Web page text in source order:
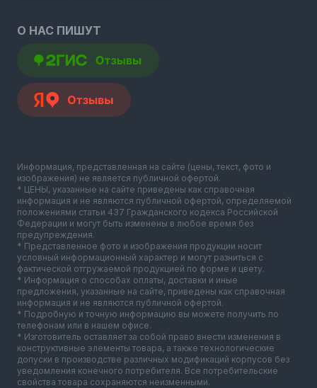
О НАС ПИШУТ
Информация, представленная на сайте (цены, текст, фото и
изображения) не является публичной офертой.
* ЦЕНЫ, указанные на сайте приведены как справочная
информация и не являются публичной офертой, определяемой
положениями статьи 437 Гражданского кодекса Российской
Федерации и могут быть изменены в любое время без
предупреждения.
* Представленное фото и изображения продукции носит
условный информационный характер и могут разниться с
фактической отгружаемой продукцией по форме и цвету.
* Информация о способах оплаты, доставки и иные
предложения, указанные на сайте, приведены как справочная
информация и не являются публичной офертой.
* Подробную и точную информацию вы можете получить по
телефонам или в нашем офисе.
* Изготовитель оставляет за собой право внести изменения в
конструктивные элементы товара, а также технологические
допуски в производстве различных модификаций корпусов без
уведомления конечного потребителя. Все потребительские
свойства товара сохраняются неизменными.